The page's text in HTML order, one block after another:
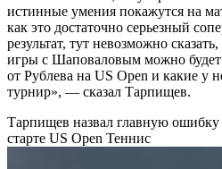
истинные умения покажутся на
как это достаточно серьезный
результат, тут невозможно
игры с Шаповаловым можно будет
от Рублева на US Open и какие у
турнир», — сказал Тарпищев.
Тарпищев назвал главную ошибку
старте US Open Теннис